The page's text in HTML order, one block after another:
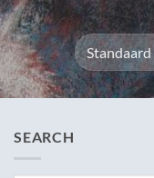
SEARCH